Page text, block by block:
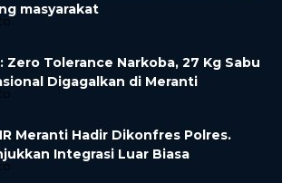
masyarakat
Zero Tolerance Narkoba, 27 Kg Sabu
Digagalkan di Meranti
Meranti Hadir Dikonfres Polres.
Integrasi Luar Biasa